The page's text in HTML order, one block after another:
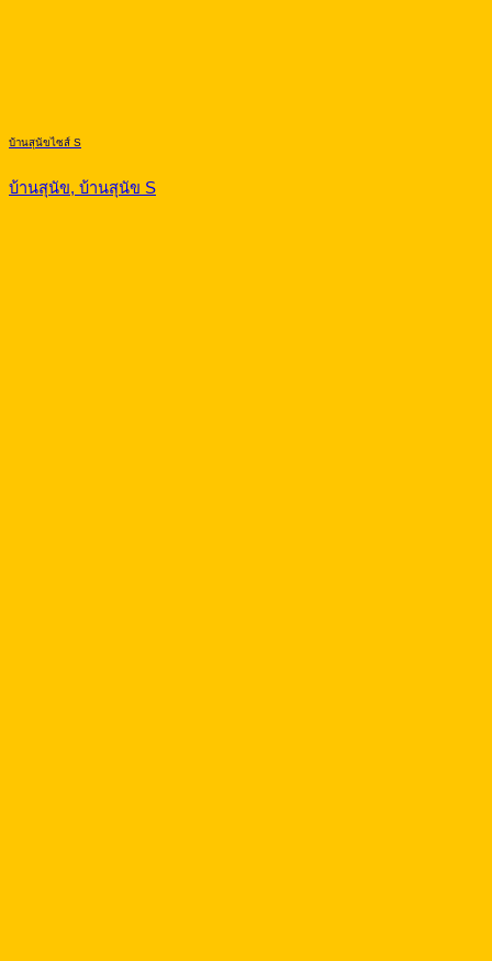
บ้านสุนัขไซส์ S
บ้านสุนัข, บ้านสุนัข S